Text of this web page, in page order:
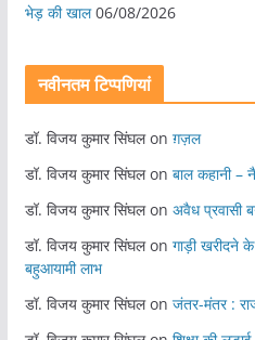
भेड़ की खाल 06/08/2026
नवीनतम टिप्पणियां
डॉ. विजय कुमार सिंघलon ग़ज़ल
डॉ. विजय कुमार सिंघलon बाल कहानी –
डॉ. विजय कुमार सिंघलon अवैध प्रवासी
डॉ. विजय कुमार सिंघलon गाड़ी खरीदने
बहुआयामी लाभ
डॉ. विजय कुमार सिंघलon जंतर-मंतर :